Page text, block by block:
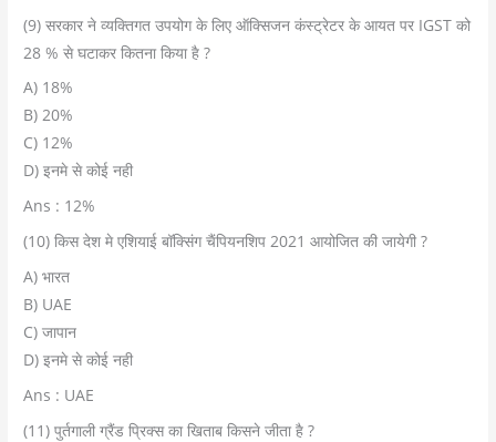
(9) सरकार ने व्यक्तिगत उपयोग के लिए ऑक्सिजन कंस्ट्रेटर के आयत पर IGST को
28 % से घटाकर कितना किया है ?
A) 18%
B) 20%
C) 12%
D) इनमे से कोई नही
Ans : 12%
(10) किस देश मे एशियाई बॉक्सिंग चैंपियनशिप 2021 आयोजित की जायेगी ?
A) भारत
B) UAE
C) जापान
D) इनमे से कोई नही
Ans : UAE
(11) पुर्तगाली ग्रैंड प्रिक्स का खिताब किसने जीता है ?